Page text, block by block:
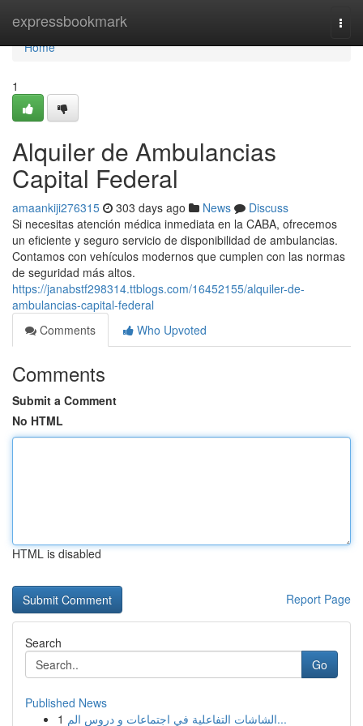
expressbookmark
Home
Home
1
Alquiler de Ambulancias
Capital Federal
amaankiji276315 303 days ago News
Discuss
Si necesitas atención médica inmediata en la CABA, ofrecemos
un eficiente y seguro servicio de disponibilidad de ambulancias.
Contamos con vehículos modernos que cumplen con las normas
de seguridad más altos.
https://janabstf298314.ttblogs.com/16452155/alquiler-de-
ambulancias-capital-federal
Comments
Who Upvoted
Comments
Submit a Comment
No HTML
HTML is disabled
Report Page
Search
Go
Published News
1
الشاشات التفاعلية في اجتماعات و دروس الم...